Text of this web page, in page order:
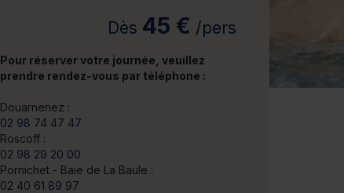
Dès 45 € /pers
Pour réserver votre journée, veuillez
prendre rendez-vous par téléphone :
Douarnenez :
02 98 74 47 47
Roscoff :
02 98 29 20 00
Pornichet - Baie de La Baule :
02 40 61 89 97